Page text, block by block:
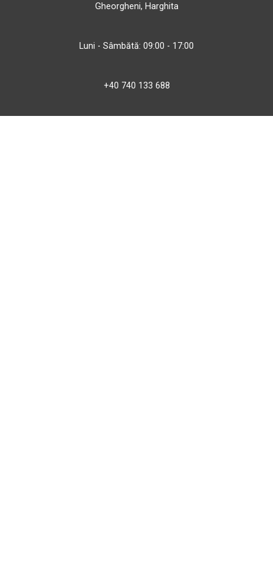
Gheorgheni, Harghita
Luni - Sâmbătă: 09:00 - 17:00
+40 740 133 688